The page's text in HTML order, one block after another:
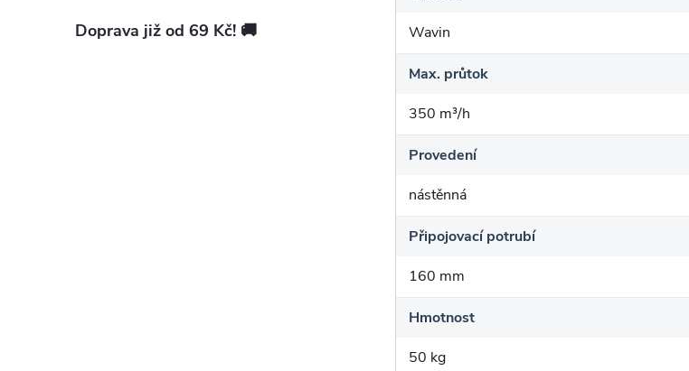
Doprava již od 69 Kč! 🚚
Wavin
Max. průtok
350 m³/h
Provedení
nástěnná
Připojovací potrubí
160 mm
Hmotnost
50 kg